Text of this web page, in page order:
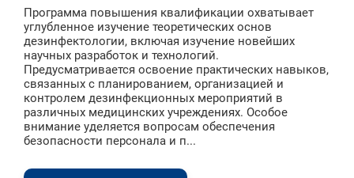
Программа повышения квалификации охватывает
углубленное изучение теоретических основ
дезинфектологии, включая изучение новейших
научных разработок и технологий.
Предусматривается освоение практических навыков,
связанных с планированием, организацией и
контролем дезинфекционных мероприятий в
различных медицинских учреждениях. Особое
внимание уделяется вопросам обеспечения
безопасности персонала и п...